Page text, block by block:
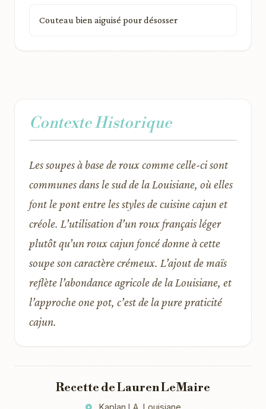
Couteau bien aiguisé pour désosser
Contexte Historique
Les soupes à base de roux comme celle-ci sont
communes dans le sud de la Louisiane, où elles
font le pont entre les styles de cuisine cajun et
créole. L’utilisation d’un roux français léger
plutôt qu’un roux cajun foncé donne à cette
soupe son caractère crémeux. L’ajout de maïs
reflète l’abondance agricole de la Louisiane, et
l’approche one pot, c’est de la pure praticité
cajun.
Recette de Lauren LeMaire
Kaplan LA, Louisiane